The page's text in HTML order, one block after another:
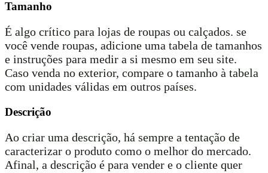
Tamanho
É algo crítico para lojas de roupas ou calçados. se
você vende roupas, adicione uma tabela de tamanhos
e instruções para medir a si mesmo em seu site.
Caso venda no exterior, compare o tamanho à tabela
com unidades válidas em outros países.
Descrição
Ao criar uma descrição, há sempre a tentação de
caracterizar o produto como o melhor do mercado.
Afinal, a descrição é para vender e o cliente quer